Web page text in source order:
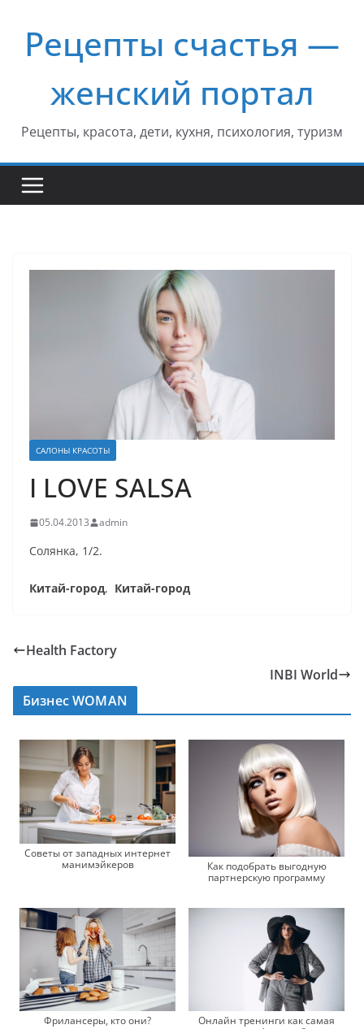
содержимому
Рецепты счастья —
женский портал
Рецепты, красота, дети, кухня, психология, туризм
САЛОНЫ КРАСОТЫ
I LOVE SALSA
05.04.2013 admin
Солянка, 1/2.
Китай-город, Китай-город
Health Factory
INBI World
Бизнес WOMAN
Советы от западных интернет
манимэйкеров
Как подобрать выгодную
партнерскую программу
Фрилансеры, кто они?
Онлайн тренинги как самая